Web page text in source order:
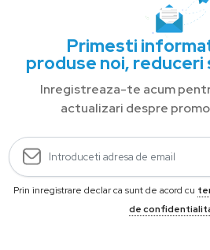
Primesti
produse noi, reduceri
Inregistreaza-te acum
actualizari despre
Prin inregistrare declar ca sunt de acord cu
de